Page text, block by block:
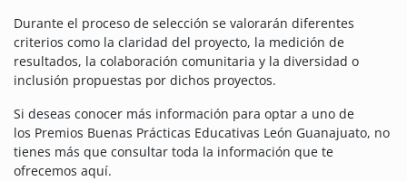
Durante el proceso de selección se valorarán diferentes
criterios como la claridad del proyecto, la medición de
resultados, la colaboración comunitaria y la diversidad o
inclusión propuestas por dichos proyectos.
Si deseas conocer más información para optar a uno de
los Premios Buenas Prácticas Educativas León Guanajuato, no
tienes más que consultar toda la información que te
ofrecemos aquí.